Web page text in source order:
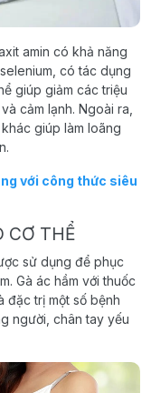
amin có khả năng
có tác dụng
giúp giảm các triệu
cảm lạnh. Ngoài ra,
giúp làm loãng
với công thức siêu
CƠ THỂ
sử dụng để phục
Gà ác hầm với thuốc
trị một số bệnh
người, chân tay yếu